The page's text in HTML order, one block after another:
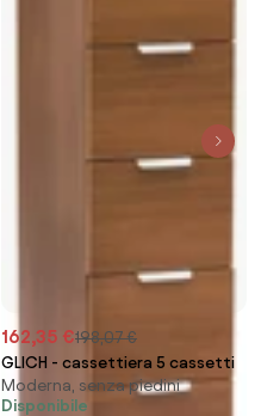
162,35 €198,07 €
GLICH - cassettiera 5 cassetti
Moderna, senza piedini
Disponibile